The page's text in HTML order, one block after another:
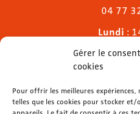
Gérer le
cookies
Pour offrir les meilleures
telles que les cookies pour stocker
04 77
Lundi :
Mardi & mercredi
Jeudi
Dimanche: